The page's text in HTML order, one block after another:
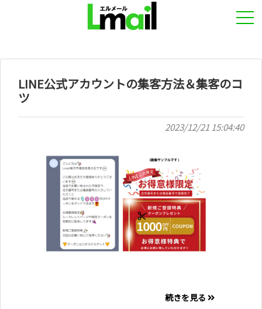
LINE公式アカウントの集客方法＆集客のコ
ツ
2023/12/21 15:04:40
続きを見る